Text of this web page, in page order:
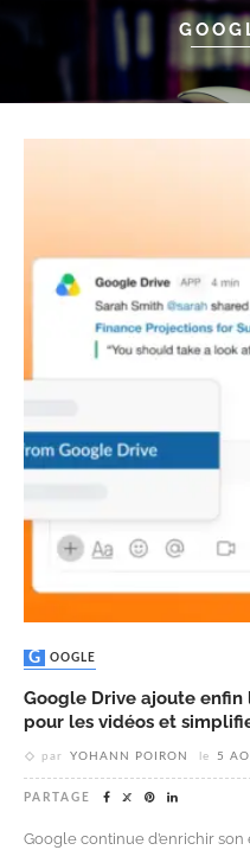
GOOGLE
Google Drive ajoute
pour les vidéos et
par YOHANN POIRON le 5
PARTAGE
Google continue d’enrichir